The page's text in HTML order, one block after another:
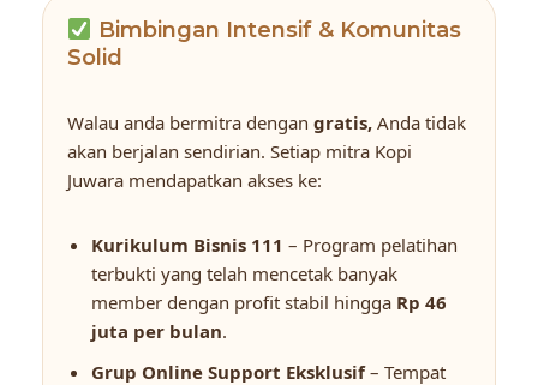
Bimbingan Intensif & Komunitas
Solid
Walau anda bermitra dengan gratis, Anda tidak
akan berjalan sendirian. Setiap mitra Kopi
Juwara mendapatkan akses ke:
Kurikulum Bisnis 111 – Program pelatihan
terbukti yang telah mencetak banyak
member dengan profit stabil hingga Rp 46
juta per bulan.
Grup Online Support Eksklusif– Tempat